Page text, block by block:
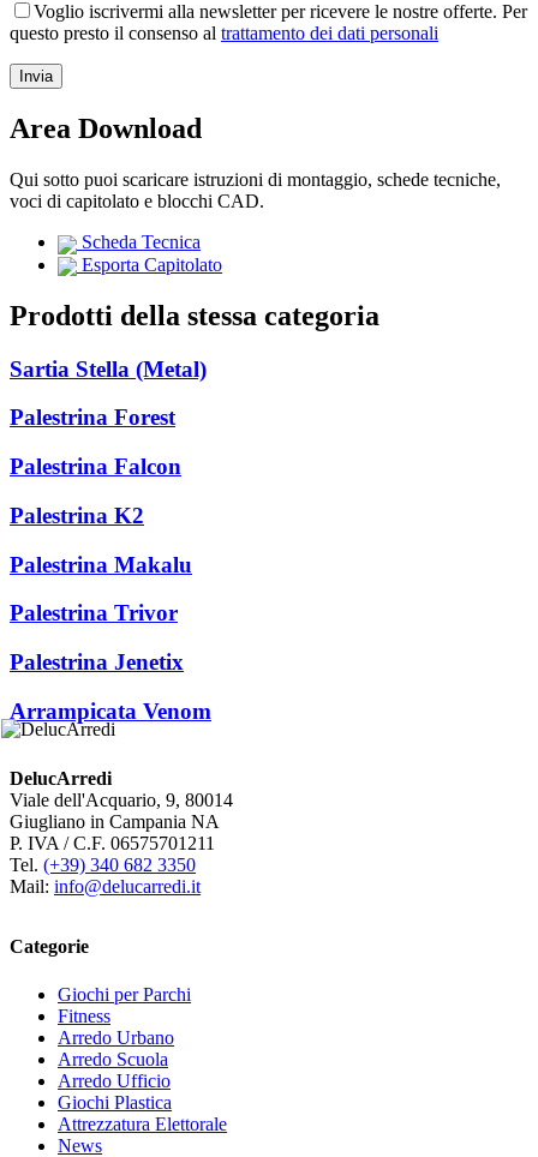
Voglio iscrivermi alla newsletter per ricevere le nostre offerte. Per
questo presto il consenso al trattamento dei dati personali
Area Download
Qui sotto puoi scaricare istruzioni di montaggio, schede tecniche,
voci di capitolato e blocchi CAD.
Scheda Tecnica
Esporta Capitolato
Prodotti della stessa categoria
Sartia Stella (Metal)
Palestrina Forest
Palestrina Falcon
Palestrina K2
Palestrina Makalu
Palestrina Trivor
Palestrina Jenetix
Arrampicata Venom
DelucArredi
Viale dell'Acquario, 9, 80014
Giugliano in Campania NA
P. IVA / C.F. 06575701211
Tel. (+39) 340 682 3350
Mail: info@delucarredi.it
Categorie
Giochi per Parchi
Fitness
Arredo Urbano
Arredo Scuola
Arredo Ufficio
Giochi Plastica
Attrezzatura Elettorale
News